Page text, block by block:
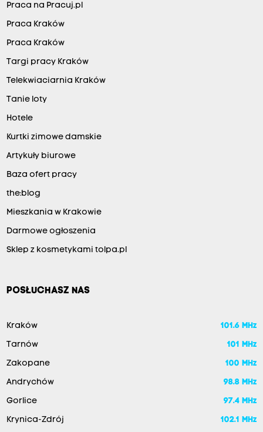
Praca na Pracuj.pl
Praca Kraków
Praca Kraków
Targi pracy Kraków
Telekwiaciarnia Kraków
Tanie loty
Hotele
Kurtki zimowe damskie
Artykuły biurowe
Baza ofert pracy
the:blog
Mieszkania w Krakowie
Darmowe ogłoszenia
Sklep z kosmetykami tolpa.pl
POSŁUCHASZ NAS
Kraków 101.6 MHz
Tarnów 101 MHz
Zakopane 100 MHz
Andrychów 98.8 MHz
Gorlice 97.4 MHz
Krynica-Zdrój 102.1 MHz